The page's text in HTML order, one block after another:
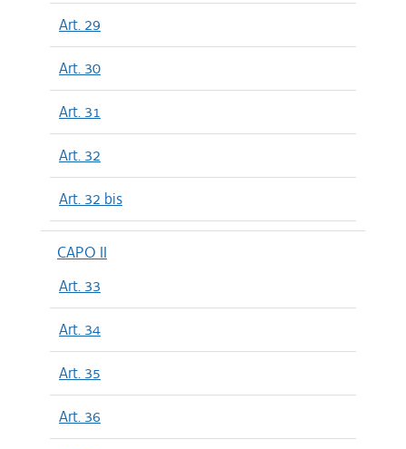
Art. 29
Art. 30
Art. 31
Art. 32
Art. 32 bis
CAPO II
Art. 33
Art. 34
Art. 35
Art. 36